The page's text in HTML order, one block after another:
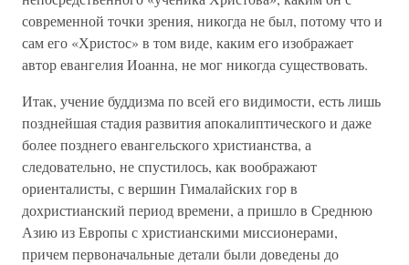
современной точки зрения, никогда не был, потому что и
сам его «Христос» в том виде, каким его изображает
автор евангелия Иоанна, не мог никогда существовать.
Итак, учение буддизма по всей его видимости, есть лишь
позднейшая стадия развития апокалиптического и даже
более позднего евангельского христианства, а
следовательно, не спустилось, как воображают
ориенталисты, с вершин Гималайских гор в
дохристианский период времени, а пришло в Среднюю
Азию из Европы с христианскими миссионерами,
причем первоначальные детали были доведены до